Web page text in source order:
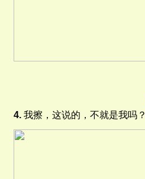
4.我擦，这说的，不就是我吗？